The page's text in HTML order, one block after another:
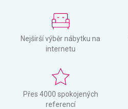
Nejširší výběr nábytku na
internetu
Přes 4000 spokojených
referencí